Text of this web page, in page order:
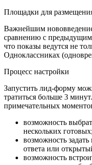
Площадки для
Важнейшим
сравнению с предыдущим
что показы ведутся не
Одноклассниках
Процесс настройки
Запустить лид-форму
тратиться больше 3
примечательных
возможность
нескольких готовых;
возможность
ответа или
возможность